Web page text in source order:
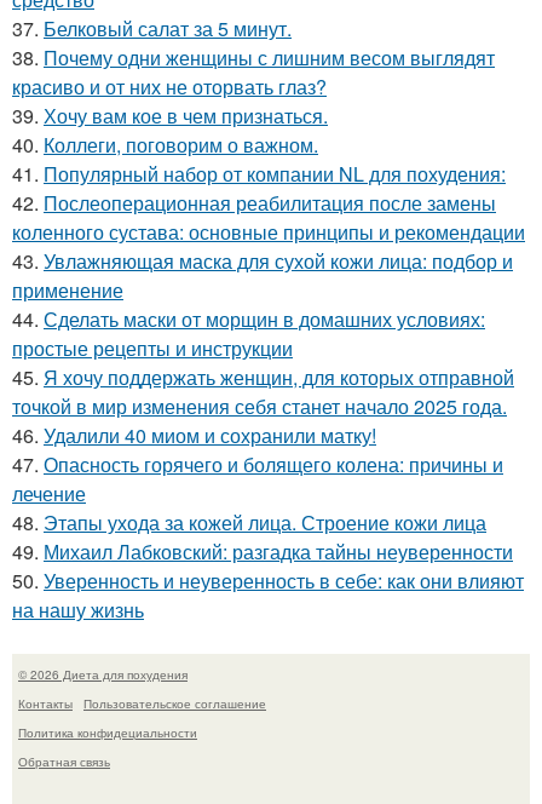
37. Белковый салат за 5 минут.
38. Почему одни женщины с лишним весом выглядят
красиво и от них не оторвать глаз?
39. Хочу вам кое в чем признаться.
40. Коллеги, поговорим о важном.
41. Популярный набор от компании NL для похудения:
42. Послеоперационная реабилитация после замены
коленного сустава: основные принципы и рекомендации
43. Увлажняющая маска для сухой кожи лица: подбор и
применение
44. Сделать маски от морщин в домашних условиях:
простые рецепты и инструкции
45. Я хочу поддержать женщин, для которых отправной
точкой в мир изменения себя станет начало 2025 года.
46. Удалили 40 миом и сохранили матку!
47. Опасность горячего и болящего колена: причины и
лечение
48. Этапы ухода за кожей лица. Строение кожи лица
49. Михаил Лабковский: разгадка тайны неуверенности
50. Уверенность и неуверенность в себе: как они влияют
на нашу жизнь
© 2026 Диета для похудения
Контакты
Пользовательское соглашение
Политика конфидециальности
Обратная связь